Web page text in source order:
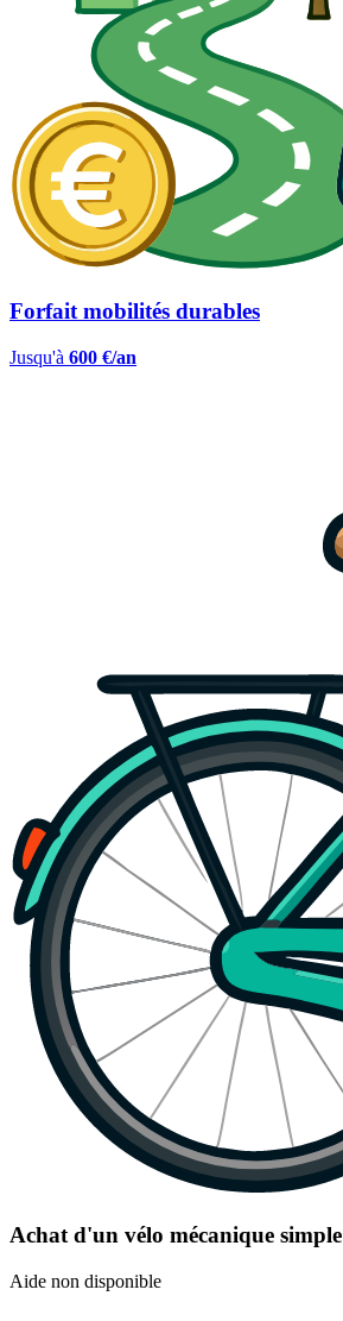
Forfait mobilités durables
Jusqu'à 600 €/an
Achat d'un vélo mécanique simple
Aide non disponible